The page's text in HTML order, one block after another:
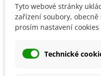
Tyto webové stránky
zařízení soubory, obecně
prosím nastavení
Technické